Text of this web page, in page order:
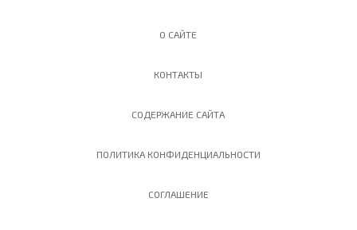
О САЙТЕ
КОНТАКТЫ
СОДЕРЖАНИЕ САЙТА
ПОЛИТИКА КОНФИДЕНЦИАЛЬНОСТИ
СОГЛАШЕНИЕ